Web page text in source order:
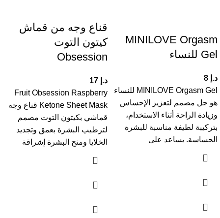
MINILOVE Orgasm
Gel للنساء
د.إ
MINILOVE Orgasm Gel للنساء
هو جل مصمم لتعزيز الإحساس
وزيادة الراحة أثناء الاستخدام،
بتركيبة لطيفة مناسبة للبشرة
الحساسة. يساعد على
قناع وجه من قماش
كيتون التوت
Obsession
د.إ
Fruit Obsession Raspberry
Ketone Sheet Mask قناع وجه
قماشي بكيتون التوت مصمم
لترطيب البشرة بعمق وتجديد
الخلايا ومنح البشرة إشراقة